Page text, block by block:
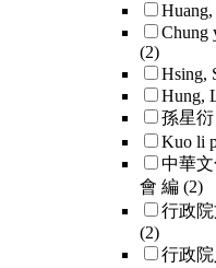
Huang,
Chung
(2)
Hsing,
Hung,
孫星
Kuo li
中華
會 編 (2)
行政
(2)
行政